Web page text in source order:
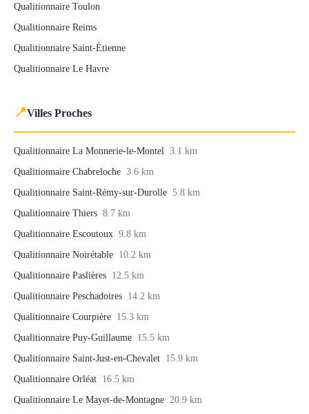
Qualitionnaire Toulon
Qualitionnaire Reims
Qualitionnaire Saint-Étienne
Qualitionnaire Le Havre
📍Villes Proches
Qualitionnaire La Monnerie-le-Montel 3.1 km
Qualitionnaire Chabreloche 3.6 km
Qualitionnaire Saint-Rémy-sur-Durolle 5.8 km
Qualitionnaire Thiers 8.7 km
Qualitionnaire Escoutoux 9.8 km
Qualitionnaire Noirétable 10.2 km
Qualitionnaire Paslières 12.5 km
Qualitionnaire Peschadoires 14.2 km
Qualitionnaire Courpière 15.3 km
Qualitionnaire Puy-Guillaume 15.5 km
Qualitionnaire Saint-Just-en-Chevalet 15.9 km
Qualitionnaire Orléat 16.5 km
Qualitionnaire Le Mayet-de-Montagne 20.9 km